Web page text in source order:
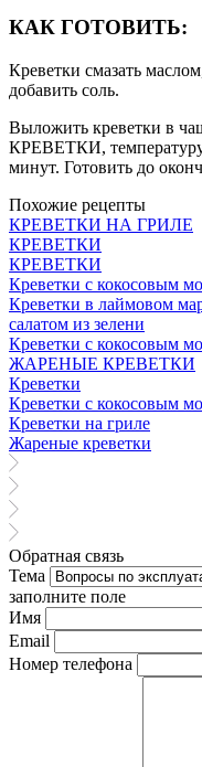
КАК ГОТОВИТЬ:
Креветки смазать
добавить соль.
Выложить креветки в
КРЕВЕТКИ, температуру
минут. Готовить до
Похожие рецепты
КРЕВЕТКИ НА ГРИЛЕ
КРЕВЕТКИ
КРЕВЕТКИ
Креветки с кокосовым
Креветки в лаймовом
салатом из зелени
Креветки с кокосовым
ЖАРЕНЫЕ КРЕВЕТКИ
Креветки
Креветки с кокосовым
Креветки на гриле
Жареные креветки
Обратная связь
Тема
заполните поле
Имя
Email
Номер телефона